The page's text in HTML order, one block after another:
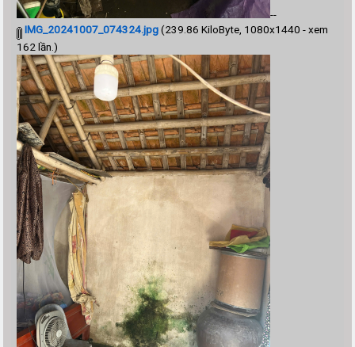
--
IMG_20241007_074324.jpg(239.86 KiloByte, 1080x1440 - xem
162 lần.)